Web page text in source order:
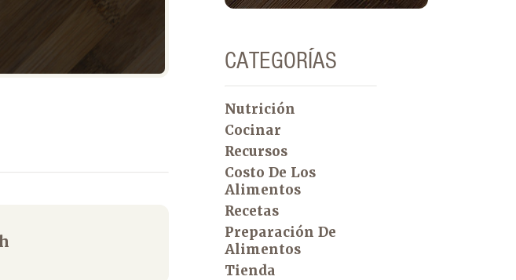
CATEGORÍAS
Nutrición
Cocinar
Recursos
Costo De Los
Alimentos
Recetas
Preparación De
Alimentos
Tienda